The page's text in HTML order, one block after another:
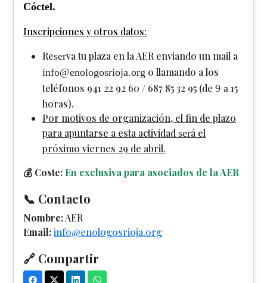
Cóctel.
Inscripciones y otros datos:
Reserva tu plaza en la AER enviando un mail a
info@enologosrioja.org o llamando a los
teléfonos 941 22 92 60 / 687 85 32 95 (de 9 a 15
horas).
Por motivos de organización, el fin de plazo
para apuntarse a esta actividad será el
próximo viernes 29 de abril.
💰 Coste: En exclusiva para asociados de la AER
📞 Contacto
Nombre:AER
Email:info@enologosrioja.org
🔗 Compartir